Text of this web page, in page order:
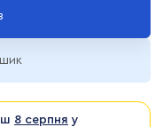
8 серпня у